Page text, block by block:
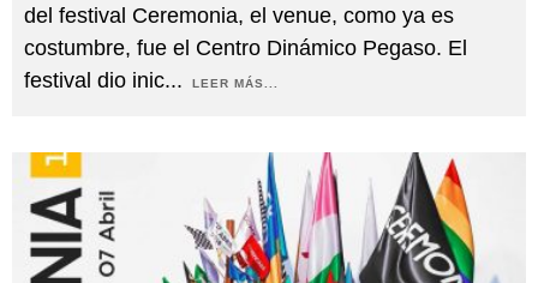
del festival Ceremonia, el venue, como ya es
costumbre, fue el Centro Dinámico Pegaso. El
festival dio inic... LEER MÁS...